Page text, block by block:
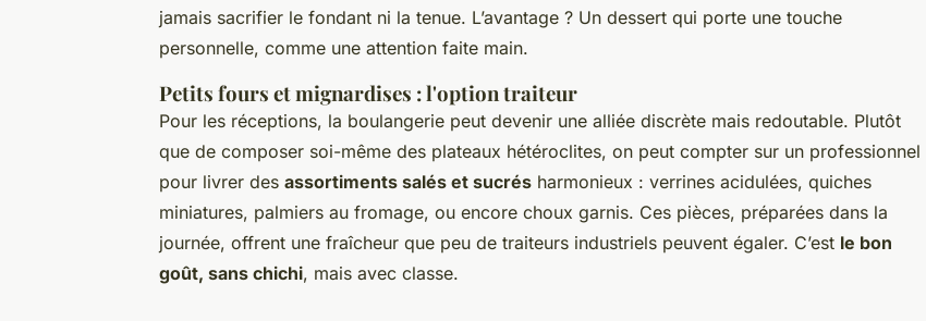
jamais sacrifier le fondant ni la tenue. L’avantage ? Un dessert qui porte une touche
personnelle, comme une attention faite main.
Petits fours et mignardises : l'option traiteur
Pour les réceptions, la boulangerie peut devenir une alliée discrète mais redoutable. Plutôt
que de composer soi-même des plateaux hétéroclites, on peut compter sur un professionnel
pour livrer des assortiments salés et sucrés harmonieux : verrines acidulées, quiches
miniatures, palmiers au fromage, ou encore choux garnis. Ces pièces, préparées dans la
journée, offrent une fraîcheur que peu de traiteurs industriels peuvent égaler. C’est le bon
goût, sans chichi, mais avec classe.